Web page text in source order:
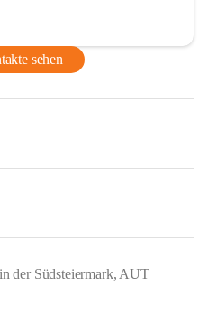
sehen
der Südsteiermark, AUT